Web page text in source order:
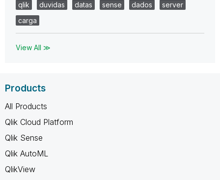
qlik
duvidas datas sense dados
server
carga
View All ≫
Products
All Products
Qlik Cloud Platform
Qlik Sense
Qlik AutoML
QlikView